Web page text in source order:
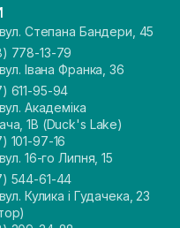
Степана Бандери, 45
778-13-79
Івана Франка, 36
611-95-94
Академіка
1В (Duck's Lake)
101-97-16
16-го Липня, 15
544-61-44
Кулика і Гудачека, 23